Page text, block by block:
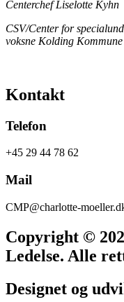
Centerchef Liselotte Kyhn
CSV/Center for
voksne Kolding Kommune
Kontakt
Telefon
+45 29 44 78 62
Mail
CMP@charlotte-
Copyright ©
Ledelse. Alle
Designet og